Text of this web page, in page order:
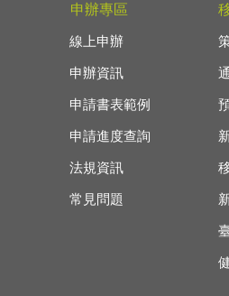
申辦專區
線上申辦
申辦資訊
申請書表範例
申請進度查詢
法規資訊
常見問題